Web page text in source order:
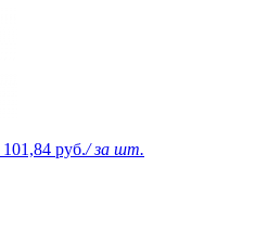
101,84 руб./ за шт.